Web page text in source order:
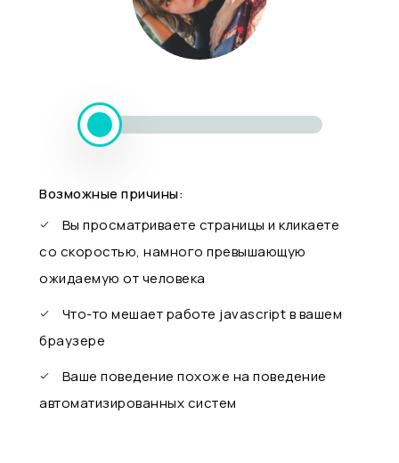
Возможные причины:
Вы просматриваете страницы и кликаете
со скоростью, намного превышающую
ожидаемую от человека
Что-то мешает работе javascript в вашем
браузере
Ваше поведение похоже на поведение
автоматизированных систем